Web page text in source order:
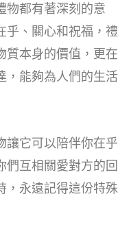
物都有著深刻的意
乎、關心和祝福，禮
質本身的價值，更在
，能夠為人們的生活
讓它可以陪伴你在乎
們互相關愛對方的回
，永遠記得這份特殊